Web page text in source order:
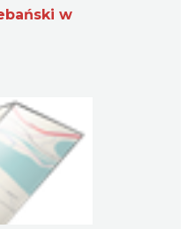
w